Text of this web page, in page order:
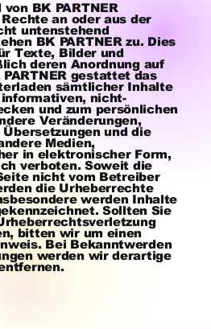
BK PARTNER
an oder aus der
untenstehend
BK PARTNER zu. Dies
Texte, Bilder und
deren Anordnung auf
gestattet das
sämtlicher Inhalte
nicht-
und zum persönlichen
Veränderungen,
und die
Medien,
in elektronischer Form,
verboten. Soweit die
nicht vom Betreiber
die Urheberrechte
werden Inhalte
Sollten Sie
bitten wir um einen
Bei Bekanntwerden
werden wir derartige